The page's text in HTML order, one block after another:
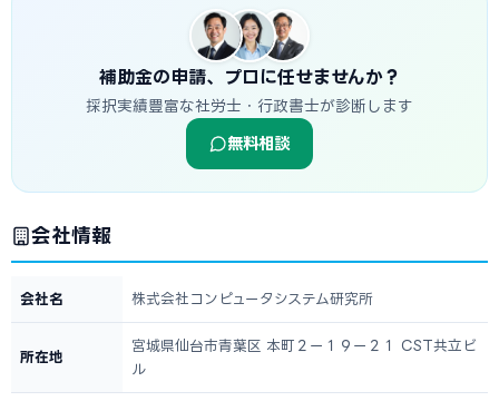
補助金の申請、プロに任せませんか？
採択実績豊富な社労士・行政書士が診断します
無料相談
会社情報
会社名 株式会社コンピュータシステム研究所
所在地
宮城県仙台市青葉区 本町２ー１９ー２１ CST共立ビ
ル